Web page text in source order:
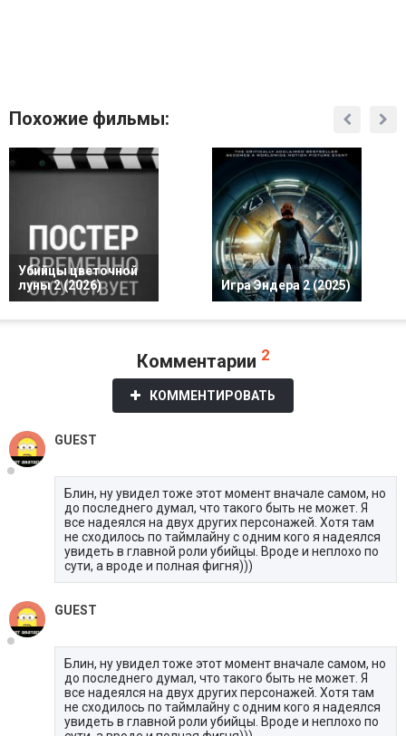
Похожие фильмы:
Убийцы цветочной
луны 2 (2026)
Игра Эндера 2 (2025)
Комментарии 2
КОММЕНТИРОВАТЬ
GUEST
Блин, ну увидел тоже этот момент вначале самом, но
до последнего думал, что такого быть не может. Я
все надеялся на двух других персонажей. Хотя там
не сходилось по таймлайну с одним кого я надеялся
увидеть в главной роли убийцы. Вроде и неплохо по
сути, а вроде и полная фигня)))
GUEST
Блин, ну увидел тоже этот момент вначале самом, но
до последнего думал, что такого быть не может. Я
все надеялся на двух других персонажей. Хотя там
не сходилось по таймлайну с одним кого я надеялся
увидеть в главной роли убийцы. Вроде и неплохо по